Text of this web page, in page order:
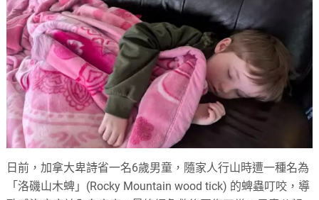
日前，加拿大卑詩省一名6歲男童，隨家人行山時遭一種名為
「洛磯山木蜱」(Rocky Mountain wood tick) 的蜱蟲叮咬，導